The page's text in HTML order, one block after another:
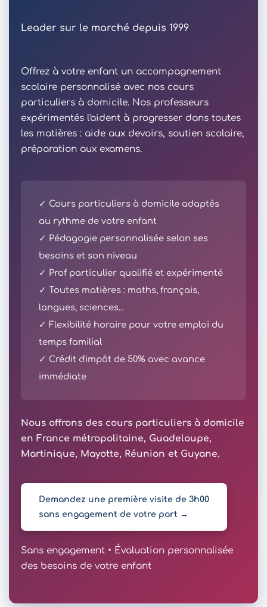
Leader sur le marché depuis 1999
Offrez à votre enfant un accompagnement
scolaire personnalisé avec nos cours
particuliers à domicile. Nos professeurs
expérimentés l'aident à progresser dans toutes
les matières : aide aux devoirs, soutien scolaire,
préparation aux examens.
✓ Cours particuliers à domicile adaptés
au rythme de votre enfant
✓ Pédagogie personnalisée selon ses
besoins et son niveau
✓ Prof particulier qualifié et expérimenté
✓ Toutes matières : maths, français,
langues, sciences...
✓ Flexibilité horaire pour votre emploi du
temps familial
✓ Crédit d'impôt de 50% avec avance
immédiate
Nous offrons des cours particuliers à domicile
en France métropolitaine, Guadeloupe,
Martinique, Mayotte, Réunion et Guyane.
Demandez une première visite de 3h00
sans engagement de votre part →
Sans engagement • Évaluation personnalisée
des besoins de votre enfant